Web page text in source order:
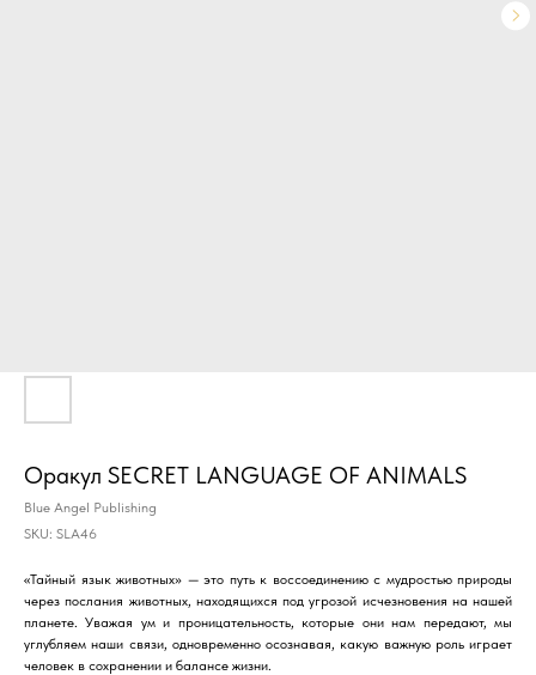
Оракул SECRET LANGUAGE OF ANIMALS
Blue Angel Publishing
SKU: SLA46
«Тайный язык животных» — это путь к воссоединению с мудростью природы
через послания животных, находящихся под угрозой исчезновения на нашей
планете. Уважая ум и проницательность, которые они нам передают, мы
углубляем наши связи, одновременно осознавая, какую важную роль играет
человек в сохранении и балансе жизни.